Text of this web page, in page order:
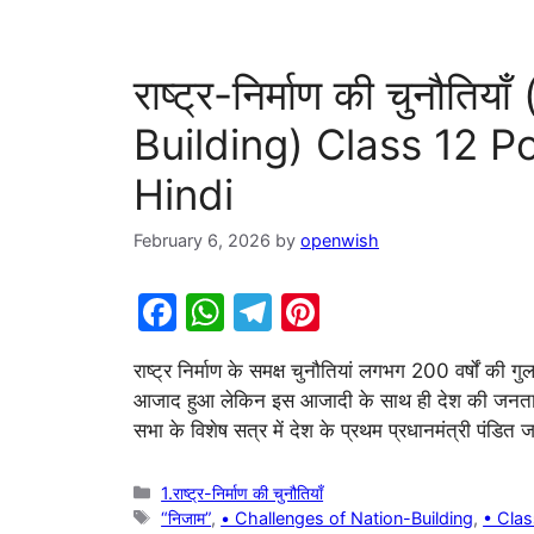
राष्ट्र-निर्माण की
Building) Class 12
Hindi
February 6, 2026 by openwish
F
a
c
e
o
W
h
at
s
p
T
e
gr
m
nt
er
e
राष्ट्र निर्माण के समक्ष चुनौतियां लगभग 200 वर्षों
आजाद हुआ लेकिन इस आजादी के साथ ही देश की जनता
सभा के विशेष सत्र में देश के प्रथम प्रधानमंत्री पंडित
Categories
1.राष्ट्र-निर्माण की चुनौतियाँ
Tags
“निजाम”, • Challenges of Nation-Building, •